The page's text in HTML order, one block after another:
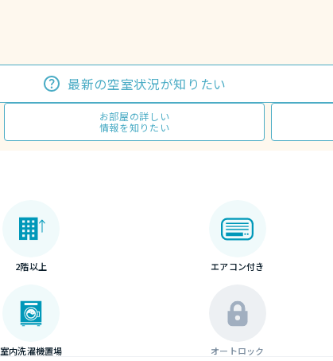
最新の空室状況が知りたい
お部屋の詳しい
情報を知りたい
2階以上 エアコン付き
室内洗濯機置場 オートロック